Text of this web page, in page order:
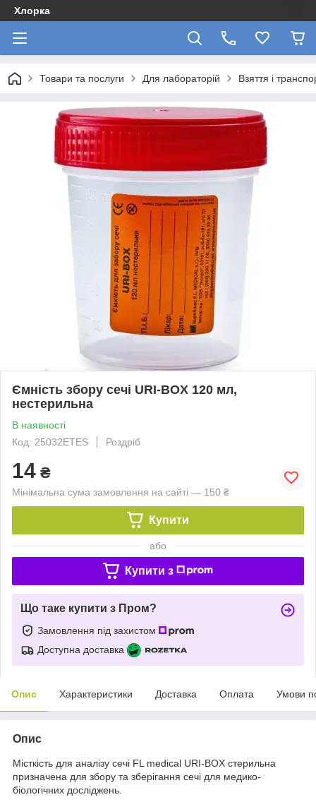
Хлорка
Товари та послуги Для лабораторій Взяття і
Ємність збору сечі URI-BOX 120 мл,
нестерильна
В наявності
Код: 25032ETES
Роздріб
14 ₴
Мінімальна сума замовлення на сайті — 150 ₴
Купити
або
Купити з
Що таке купити з Пром?
Замовлення під захистом
Доступна доставка
Опис Характеристики Доставка Оплата Умови
Опис
Місткість для аналізу сечі FL medical URI-BOX стерильна
призначена для збору та зберігання сечі для медико-
біологічних досліджень.